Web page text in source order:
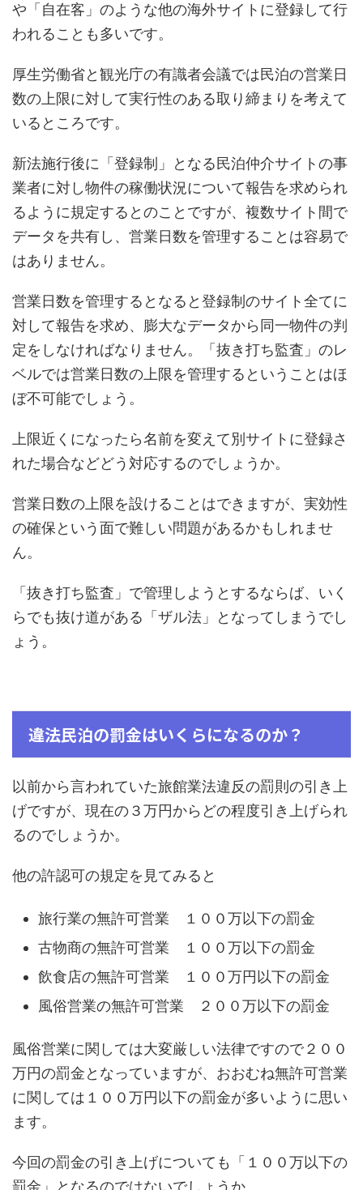
や「自在客」のような他の海外サイトに登録して行
われることも多いです。
厚生労働省と観光庁の有識者会議では民泊の営業日
数の上限に対して実行性のある取り締まりを考えて
いるところです。
新法施行後に「登録制」となる民泊仲介サイトの事
業者に対し物件の稼働状況について報告を求められ
るように規定するとのことですが、複数サイト間で
データを共有し、営業日数を管理することは容易で
はありません。
営業日数を管理するとなると登録制のサイト全てに
対して報告を求め、膨大なデータから同一物件の判
定をしなければなりません。「抜き打ち監査」のレ
ベルでは営業日数の上限を管理するということはほ
ぼ不可能でしょう。
上限近くになったら名前を変えて別サイトに登録さ
れた場合などどう対応するのでしょうか。
営業日数の上限を設けることはできますが、実効性
の確保という面で難しい問題があるかもしれませ
ん。
「抜き打ち監査」で管理しようとするならば、いく
らでも抜け道がある「ザル法」となってしまうでし
ょう。
違法民泊の罰金はいくらになるのか？
以前から言われていた旅館業法違反の罰則の引き上
げですが、現在の３万円からどの程度引き上げられ
るのでしょうか。
他の許認可の規定を見てみると
旅行業の無許可営業 １００万以下の罰金
古物商の無許可営業 １００万以下の罰金
飲食店の無許可営業 １００万円以下の罰金
風俗営業の無許可営業 ２００万以下の罰金
風俗営業に関しては大変厳しい法律ですので２００
万円の罰金となっていますが、おおむね無許可営業
に関しては１００万円以下の罰金が多いように思い
ます。
今回の罰金の引き上げについても「１００万以下の
罰金」となるのではないでしょうか。